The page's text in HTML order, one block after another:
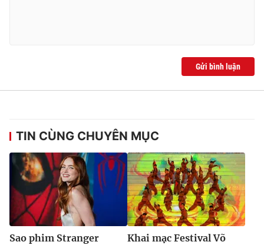
Gửi bình luận
TIN CÙNG CHUYÊN MỤC
Sao phim Stranger
Khai mạc Festival Võ